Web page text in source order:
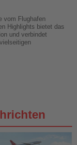
vom Flughafen
Highlights bietet das
und verbindet